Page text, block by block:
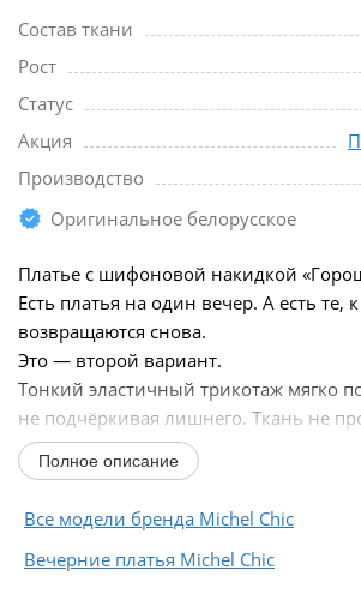
Состав ткани
Рост
Статус
Акция
Производство
Оригинальное белорусское
Платье с шифоновой накидкой
Есть платья на один вечер. А есть те,
возвращаются снова.
Это — второй вариант.
Тонкий эластичный трикотаж мягко
не подчёркивая лишнего. Ткань не
утяжеляет и остаётся аккуратной в
Поверх —...
Полное описание
Все модели бренда Michel Chic
Вечерние платья Michel Chic